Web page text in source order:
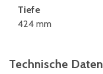
Tiefe
424 mm
Technische Daten